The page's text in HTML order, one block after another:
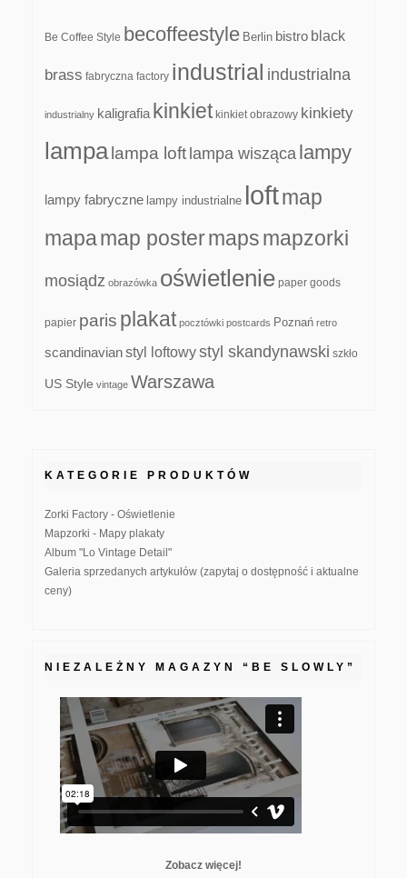
Be Coffee Style becoffeestyle Berlin bistro black
brass fabryczna factory industrial industrialna
industrialny kaligrafia kinkiet kinkiet obrazowy kinkiety
lampa lampa loft lampa wisząca lampy
lampy fabryczne lampy industrialne loftmap
mapamap postermapsmapzorki
mosiądz obrazówka oświetlenie paper goods
papier paris plakat pocztówki postcards Poznań retro
scandinavianstyl loftowystyl skandynawski szkło
US Style vintage Warszawa
KATEGORIE PRODUKTÓW
Zorki Factory - Oświetlenie
Mapzorki - Mapy plakaty
Album "Lo Vintage Detail"
Galeria sprzedanych artykułów (zapytaj o dostępność i aktualne
ceny)
NIEZALEŻNY MAGAZYN “BE SLOWLY”
Zobacz więcej!